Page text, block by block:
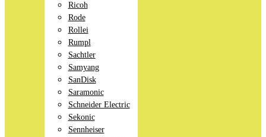
Ricoh
Rode
Rollei
Rumpl
Sachtler
Samyang
SanDisk
Saramonic
Schneider Electric
Sekonic
Sennheiser